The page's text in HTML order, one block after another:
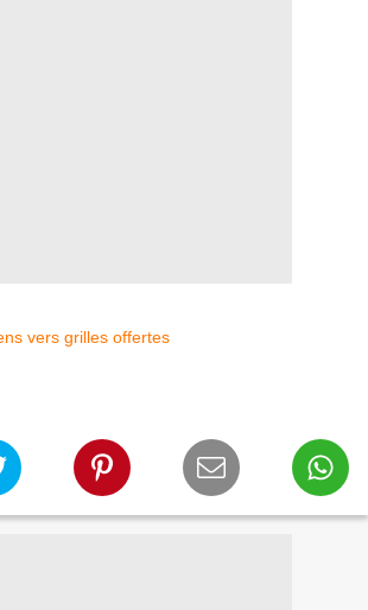
vers grilles offertes